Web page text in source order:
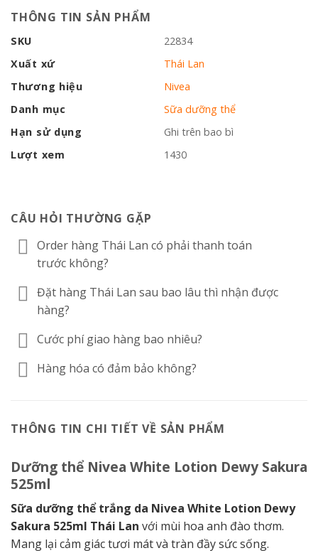
THÔNG TIN SẢN PHẨM
SKU
22834
Xuất xứ
Thái Lan
Thương hiệu
Nivea
Danh mục
Sữa dưỡng thể
Hạn sử dụng
Ghi trên bao bì
Lượt xem
1430
CÂU HỎI THƯỜNG GẶP
Order hàng Thái Lan có phải thanh toán
trước không?
Đặt hàng Thái Lan sau bao lâu thì nhận được
hàng?
Cước phí giao hàng bao nhiêu?
Hàng hóa có đảm bảo không?
THÔNG TIN CHI TIẾT VỀ SẢN PHẨM
Dưỡng thể Nivea White Lotion Dewy Sakura
525ml
Sữa dưỡng thể trắng da Nivea White Lotion Dewy
Sakura 525ml Thái Lan với mùi hoa anh đào thơm.
Mang lại cảm giác tươi mát và tràn đầy sức sống.